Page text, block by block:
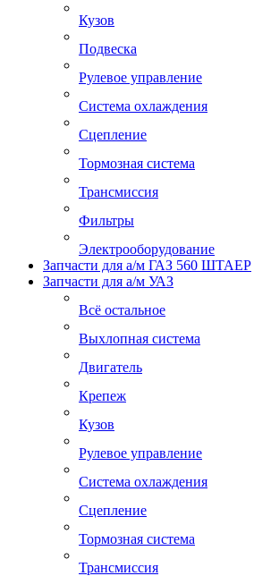
Кузов
Подвеска
Рулевое управление
Система охлаждения
Сцепление
Тормозная система
Трансмиссия
Фильтры
Электрооборудование
Запчасти для а/м ГАЗ 560 ШТАЕР
Запчасти для а/м УАЗ
Всё остальное
Выхлопная система
Двигатель
Крепеж
Кузов
Рулевое управление
Система охлаждения
Сцепление
Тормозная система
Трансмиссия